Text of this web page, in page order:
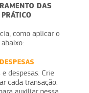
DAS
como aplicar o
despesas. Crie
cada transação.